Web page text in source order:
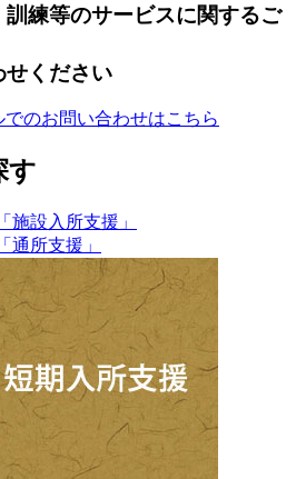
練等のサービスに関するご
せください
でのお問い合わせはこちら
す